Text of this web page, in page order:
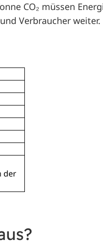
CO₂ müssen
Verbraucher weiter.
der